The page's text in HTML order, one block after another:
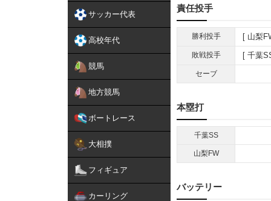
サッカー代表
高校年代
競馬
地方競馬
ボートレース
大相撲
フィギュア
カーリング
責任投手
勝利投手 山梨
敗戦投手 千葉
セーブ
本塁打
千葉SS
山梨FW
バッテリー